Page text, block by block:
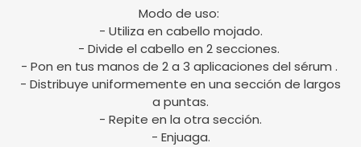
Modo de uso:
- Utiliza en cabello mojado.
- Divide el cabello en 2 secciones.
- Pon en tus manos de 2 a 3 aplicaciones del sérum .
- Distribuye uniformemente en una sección de largos
a puntas.
- Repite en la otra sección.
- Enjuaga.